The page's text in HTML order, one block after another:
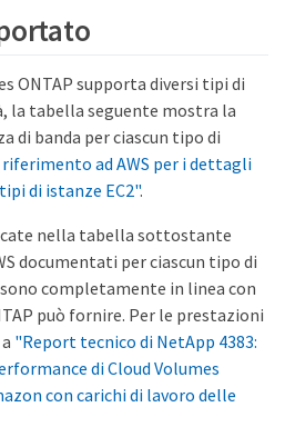
ONTAP supporta diversi tipi di
la tabella seguente mostra la
di banda per ciascun tipo di
riferimento ad AWS per i dettagli
di istanze EC2".
nella tabella sottostante
documentati per ciascun tipo di
completamente in linea con
può fornire. Per le prestazioni
"Report tecnico di NetApp 4383:
di Cloud Volumes
con carichi di lavoro delle